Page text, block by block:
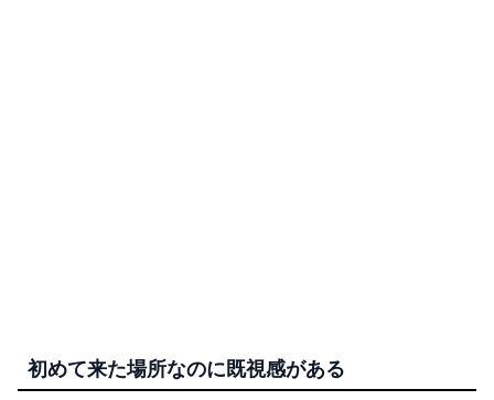
初めて来た場所なのに既視感がある